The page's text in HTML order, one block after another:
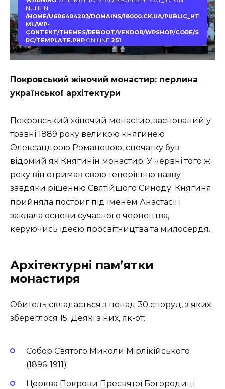
NULL IN
/HOME/U606404203/DOMAINS/18000.CK.UA/PUBLIC_HT
ML/WP-
CONTENT/THEMES/REBOOT/VENDOR/WPSHOP/CORE/S
RC/TEMPLATE.PHPON LINE 251
Покровський жіночий монастир: перлина
української архітектури
Покровський жіночий монастир, заснований у
травні 1889 року великою княгинею
Олександрою Романовою, спочатку був
відомий як Княгинін монастир. У червні того ж
року він отримав свою теперішню назву
завдяки рішенню Святійшого Синоду. Княгиня
прийняла постриг під іменем Анастасії і
заклала основи сучасного чернецтва,
керуючись ідеєю просвітництва та милосердя.
Архітектурні пам’ятки
монастиря
Обитель складається з понад 30 споруд, з яких
збереглося 15. Деякі з них, як-от:
Собор Святого Миколи Мірлікійського
(1896-1911)
Церква Покрови Пресвятої Богородиці